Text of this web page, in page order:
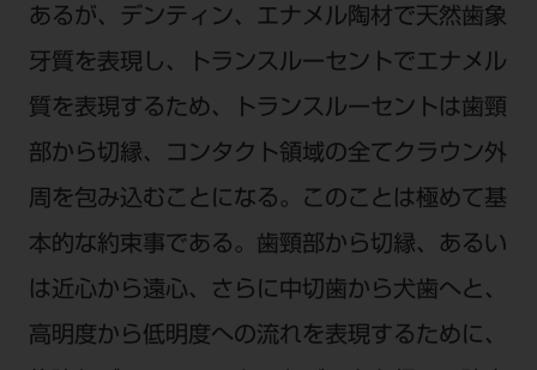
あるが、デンティン、エナメル陶材で天然歯象
牙質を表現し、トランスルーセントでエナメル
質を表現するため、トランスルーセントは歯頸
部から切縁、コンタクト領域の全てクラウン外
周を包み込むことになる。このことは極めて基
本的な約束事である。歯頸部から切縁、あるい
は近心から遠心、さらに中切歯から犬歯へと、
高明度から低明度への流れを表現するために、